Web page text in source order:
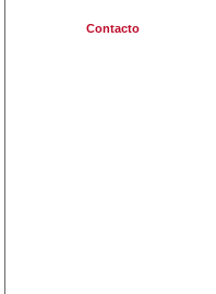
Contacto